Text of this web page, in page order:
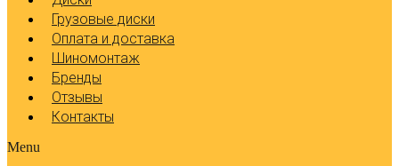
Грузовые диски
Оплата и доставка
Шиномонтаж
Бренды
Отзывы
Контакты
Menu